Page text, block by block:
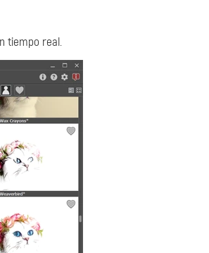
tiempo real.